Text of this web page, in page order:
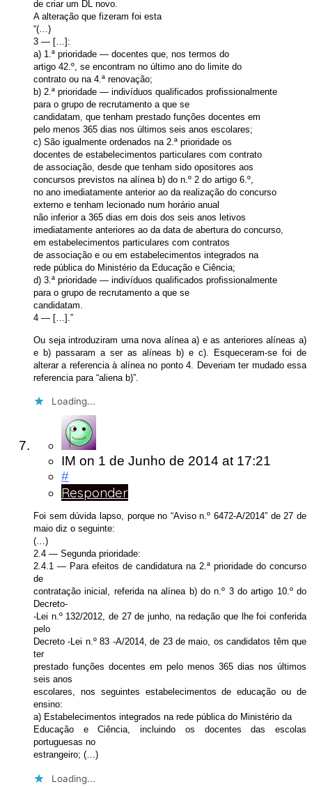
de criar um DL novo.
A alteração que fizeram foi esta
“(…)
3 — […]:
a) 1.ª prioridade — docentes que, nos termos do
artigo 42.º, se encontram no último ano do limite do
contrato ou na 4.ª renovação;
b) 2.ª prioridade — indivíduos qualificados profissionalmente
para o grupo de recrutamento a que se
candidatam, que tenham prestado funções docentes em
pelo menos 365 dias nos últimos seis anos escolares;
c) São igualmente ordenados na 2.ª prioridade os
docentes de estabelecimentos particulares com contrato
de associação, desde que tenham sido opositores aos
concursos previstos na alínea b) do n.º 2 do artigo 6.º,
no ano imediatamente anterior ao da realização do concurso
externo e tenham lecionado num horário anual
não inferior a 365 dias em dois dos seis anos letivos
imediatamente anteriores ao da data de abertura do concurso,
em estabelecimentos particulares com contratos
de associação e ou em estabelecimentos integrados na
rede pública do Ministério da Educação e Ciência;
d) 3.ª prioridade — indivíduos qualificados profissionalmente
para o grupo de recrutamento a que se
candidatam.
4 — […].”
Ou seja introduziram uma nova alínea a) e as anteriores alíneas a)
e b) passaram a ser as alíneas b) e c). Esqueceram-se foi de
alterar a referencia à alínea no ponto 4. Deveriam ter mudado essa
referencia para “aliena b)”.
Loading...
IM on 1 de Junho de 2014 at 17:21
#
Responder
Foi sem dúvida lapso, porque no “Aviso n.º 6472-A/2014” de 27 de
maio diz o seguinte:
(…)
2.4 — Segunda prioridade:
2.4.1 — Para efeitos de candidatura na 2.ª prioridade do concurso
de
contratação inicial, referida na alínea b) do n.º 3 do artigo 10.º do
Decreto-
-Lei n.º 132/2012, de 27 de junho, na redação que lhe foi conferida
pelo
Decreto -Lei n.º 83 -A/2014, de 23 de maio, os candidatos têm que
ter
prestado funções docentes em pelo menos 365 dias nos últimos
seis anos
escolares, nos seguintes estabelecimentos de educação ou de
ensino:
a) Estabelecimentos integrados na rede pública do Ministério da
Educação e Ciência, incluindo os docentes das escolas
portuguesas no
estrangeiro; (…)
Loading...